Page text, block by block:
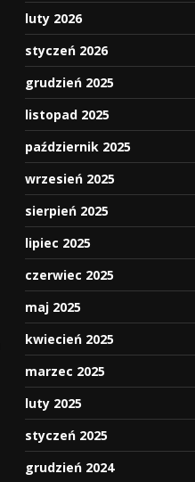
luty 2026
styczeń 2026
grudzień 2025
listopad 2025
październik 2025
wrzesień 2025
sierpień 2025
lipiec 2025
czerwiec 2025
maj 2025
kwiecień 2025
marzec 2025
luty 2025
styczeń 2025
grudzień 2024